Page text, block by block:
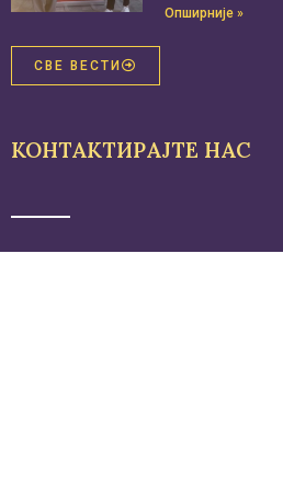
Опширније »
СВЕ ВЕСТИ
КОНТАКТИРАЈТЕ НАС